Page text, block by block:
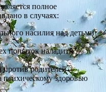
полное
в случаях:
насилия над детьми
попыток наладить
против родителей
психическому здоровью